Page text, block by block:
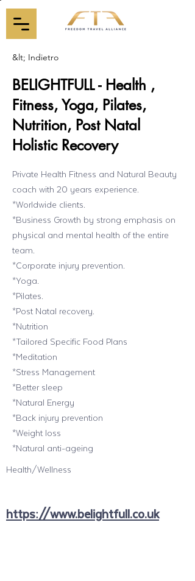
&lt; Indietro
BELIGHTFULL - Health ,
Fitness, Yoga, Pilates,
Nutrition, Post Natal
Holistic Recovery
Private Health Fitness and Natural Beauty
coach with 20 years experience.
*Worldwide clients.
*Business Growth by strong emphasis on
physical and mental health of the entire
team.
*Corporate injury prevention.
*Yoga.
*Pilates.
*Post Natal recovery.
*Nutrition
*Tailored Specific Food Plans
*Meditation
*Stress Management
*Better sleep
*Natural Energy
*Back injury prevention
*Weight loss
*Natural anti-ageing
Health/Wellness
https://www.belightfull.co.uk